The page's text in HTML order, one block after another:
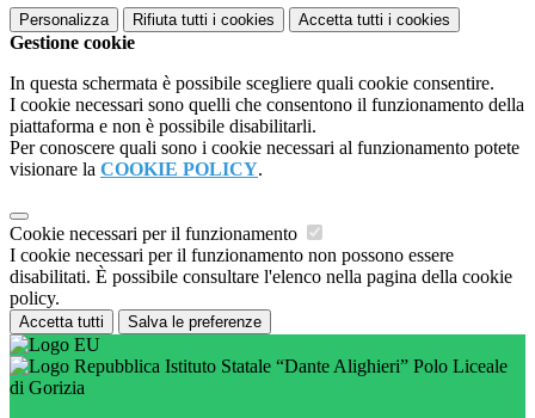
Personalizza Rifiuta tutti i cookies Accetta tutti i cookies
Gestione cookie
In questa schermata è possibile scegliere quali cookie consentire.
I cookie necessari sono quelli che consentono il funzionamento della
piattaforma e non è possibile disabilitarli.
Per conoscere quali sono i cookie necessari al funzionamento potete
visionare la COOKIE POLICY.
Cookie necessari per il funzionamento
I cookie necessari per il funzionamento non possono essere
disabilitati. È possibile consultare l'elenco nella pagina della cookie
policy.
Accetta tutti Salva le preferenze
Istituto Statale “Dante Alighieri” Polo Liceale
di Gorizia